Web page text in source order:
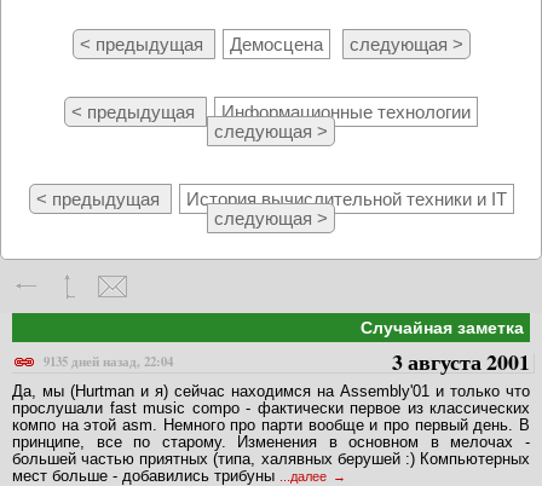
< предыдущая Демосцена следующая >
< предыдущая
Информационные технологии
следующая >
< предыдущая
История вычислительной техники и IT
следующая >
Случайная заметка
9135 дней назад, 22:04
3 августа 2001
Да, мы (Hurtman и я) сейчас находимся на Assembly'01 и только что
прослушали fast music compo - фактически первое из классических
компо на этой asm. Немного про парти вообще и про первый день. В
принципе, все по старому. Изменения в основном в мелочах -
большей частью приятных (типа, халявных берушей :) Компьютерных
мест больше - добавились трибуны
...далее